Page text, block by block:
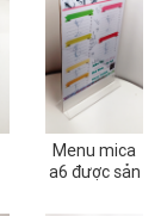
Menu mica
a6 được sản